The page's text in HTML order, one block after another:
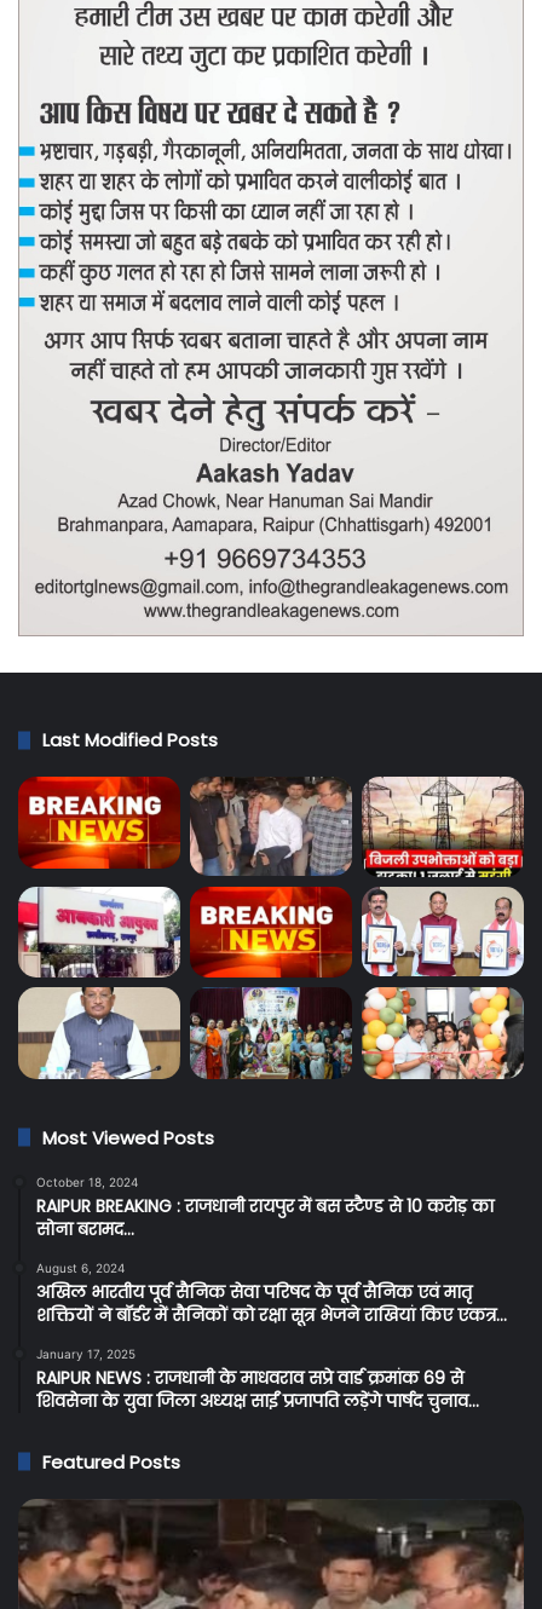
Last Modified Posts
Most Viewed Posts
October 18, 2024
RAIPUR BREAKING : राजधानी रायपुर में बस स्टैण्ड से 10 करोड़ का
सोना बरामद…
August 6, 2024
अखिल भारतीय पूर्व सैनिक सेवा परिषद के पूर्व सैनिक एवं मातृ
शक्तियों ने बॉर्डर में सैनिकों को रक्षा सूत्र भेजने राखियां किए एकत्र…
January 17, 2025
RAIPUR NEWS : राजधानी के माधवराव सप्रे वार्ड क्रमांक 69 से
शिवसेना के युवा जिला अध्यक्ष साईं प्रजापति लड़ेंगे पार्षद चुनाव…
Featured Posts
Cg
Breaking:
प्रदेश
के